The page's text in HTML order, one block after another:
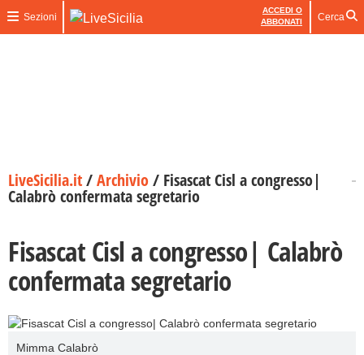
Sezioni
ACCEDI O
ABBONATI
Cerca
LiveSicilia.it/Archivio/ Fisascat Cisl a congresso|
Calabrò confermata segretario
Fisascat Cisl a congresso| Calabrò
confermata segretario
Mimma Calabrò